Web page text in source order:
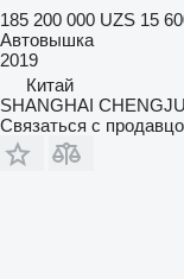
185 200 000 UZS 15
Автовышка
2019
Китай
SHANGHAI
Связаться с